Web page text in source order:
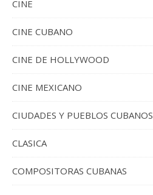
CINE
CINE CUBANO
CINE DE HOLLYWOOD
CINE MEXICANO
CIUDADES Y PUEBLOS CUBANOS
CLASICA
COMPOSITORAS CUBANAS